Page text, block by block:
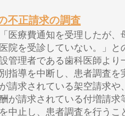
不正請求の調査
医療費通知を受理したが
院を受診していない。」
管理者である歯科医師よ
指導を中断し、患者調査
請求されている架空請求
が請求されている付増請
中止し、患者調査を行うこ